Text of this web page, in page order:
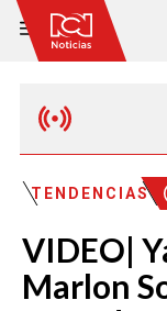
TENDENCIAS
VIDEO|
Marlon